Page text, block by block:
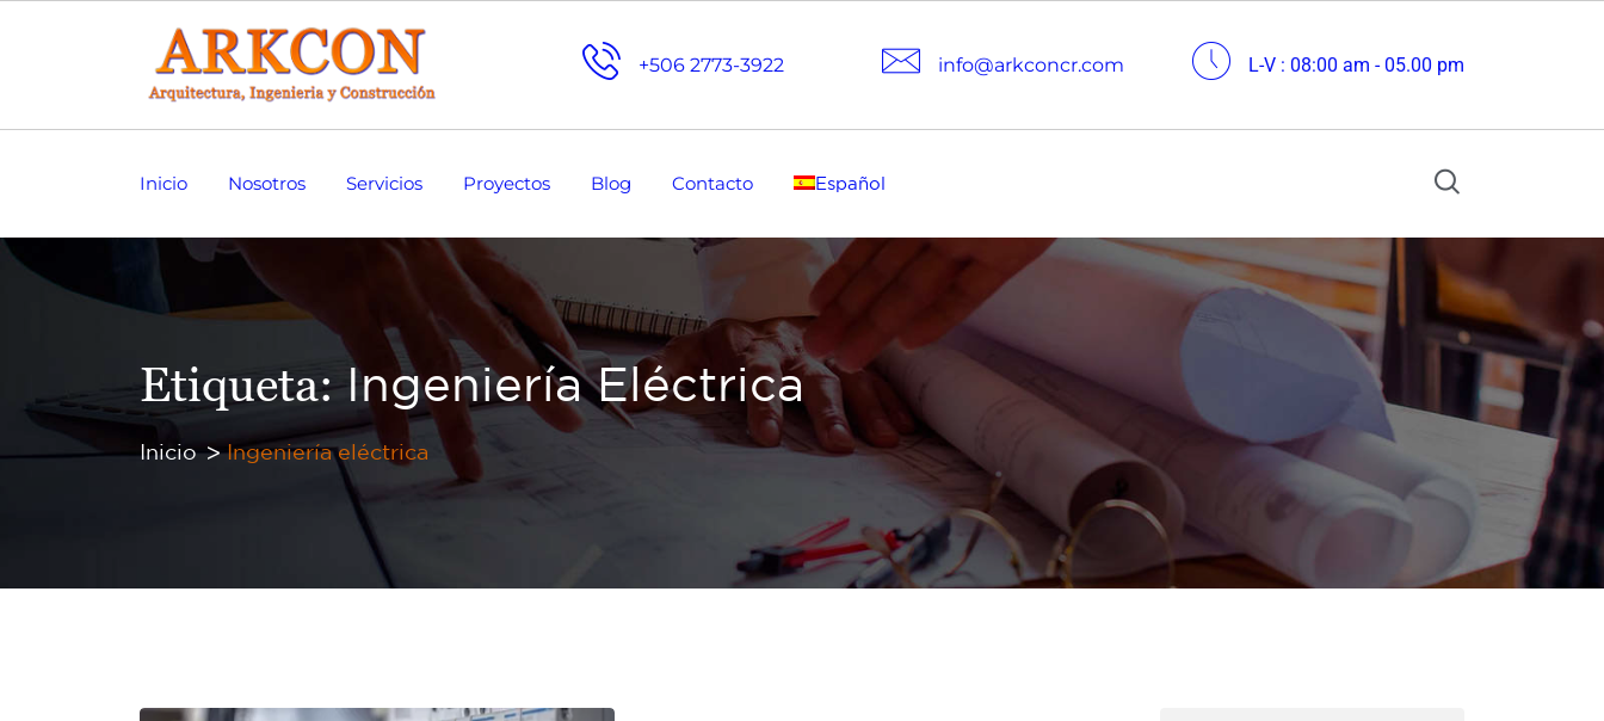
+506 2773-3922 info@arkconcr.com L-V : 08:00 am - 05.00 pm
Inicio Nosotros Servicios Proyectos Blog Contacto Español
Etiqueta:Ingeniería Eléctrica
Inicio Ingeniería eléctrica